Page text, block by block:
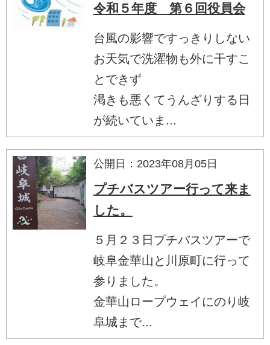
令和５年度 第６回役員会
台風の影響ですっきりしない
お天気で洗濯物も外に干すこ
とできず
渇きも悪くてうんざりする日
が続いていま...
公開日：2023年08月05日
プチバスツアー行って来ま
した。
５月２３日プチバスツアーで
岐阜金華山と川原町に行って
参りました。
金華山ロープウェイにのり岐
阜城まで...